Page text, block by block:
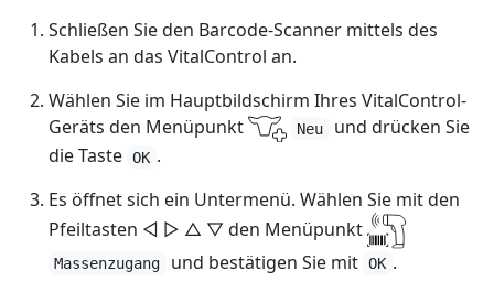
Schließen Sie den Barcode-Scanner mittels des
Kabels an das VitalControl an.
Wählen Sie im Hauptbildschirm Ihres VitalControl-
Geräts den Menüpunkt
Neu
und drücken Sie
die Taste OK .
Es öffnet sich ein Untermenü. Wählen Sie mit den
Pfeiltasten ◁ ▷ △ ▽ den Menüpunkt
Massenzugang und bestätigen Sie mit OK .